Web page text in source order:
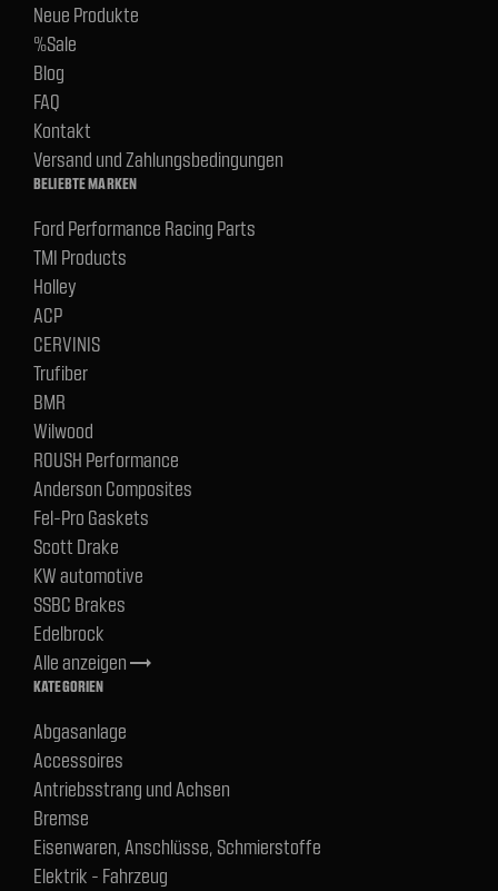
Neue Produkte
%Sale
Blog
FAQ
Kontakt
Versand und Zahlungsbedingungen
BELIEBTE MARKEN
Ford Performance Racing Parts
TMI Products
Holley
ACP
CERVINIS
Trufiber
BMR
Wilwood
ROUSH Performance
Anderson Composites
Fel-Pro Gaskets
Scott Drake
KW automotive
SSBC Brakes
Edelbrock
Alle anzeigentrending_flat
KATEGORIEN
Abgasanlage
Accessoires
Antriebsstrang und Achsen
Bremse
Eisenwaren, Anschlüsse, Schmierstoffe
Elektrik - Fahrzeug